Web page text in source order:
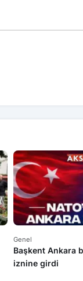
Genel
Başkent Ankara
iznine girdi